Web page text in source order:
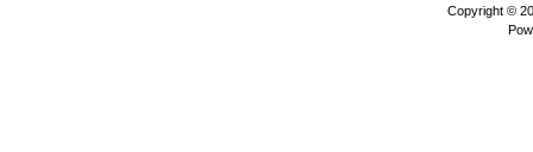
Copyright ©